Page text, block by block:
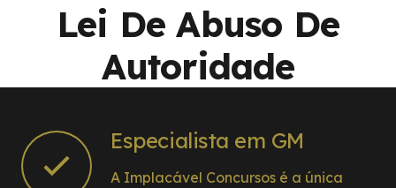
Lei De Abuso De
Autoridade
Especialista em GM
A Implacável Concursos é a única